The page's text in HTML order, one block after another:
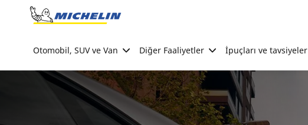
Go to page content
Otomobil, SUV ve Van Diğer Faaliyetler İpuçları ve tavsiyeler